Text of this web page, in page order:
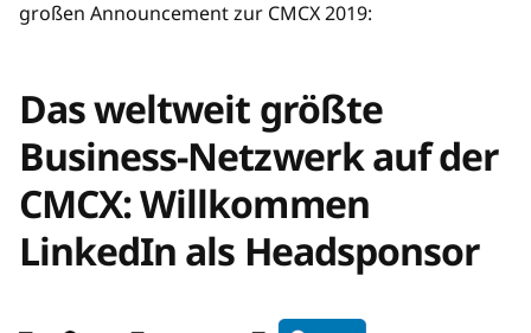
großen Announcement zur CMCX 2019:
Das weltweit größte
Business-Netzwerk auf der
CMCX: Willkommen
LinkedIn als Headsponsor